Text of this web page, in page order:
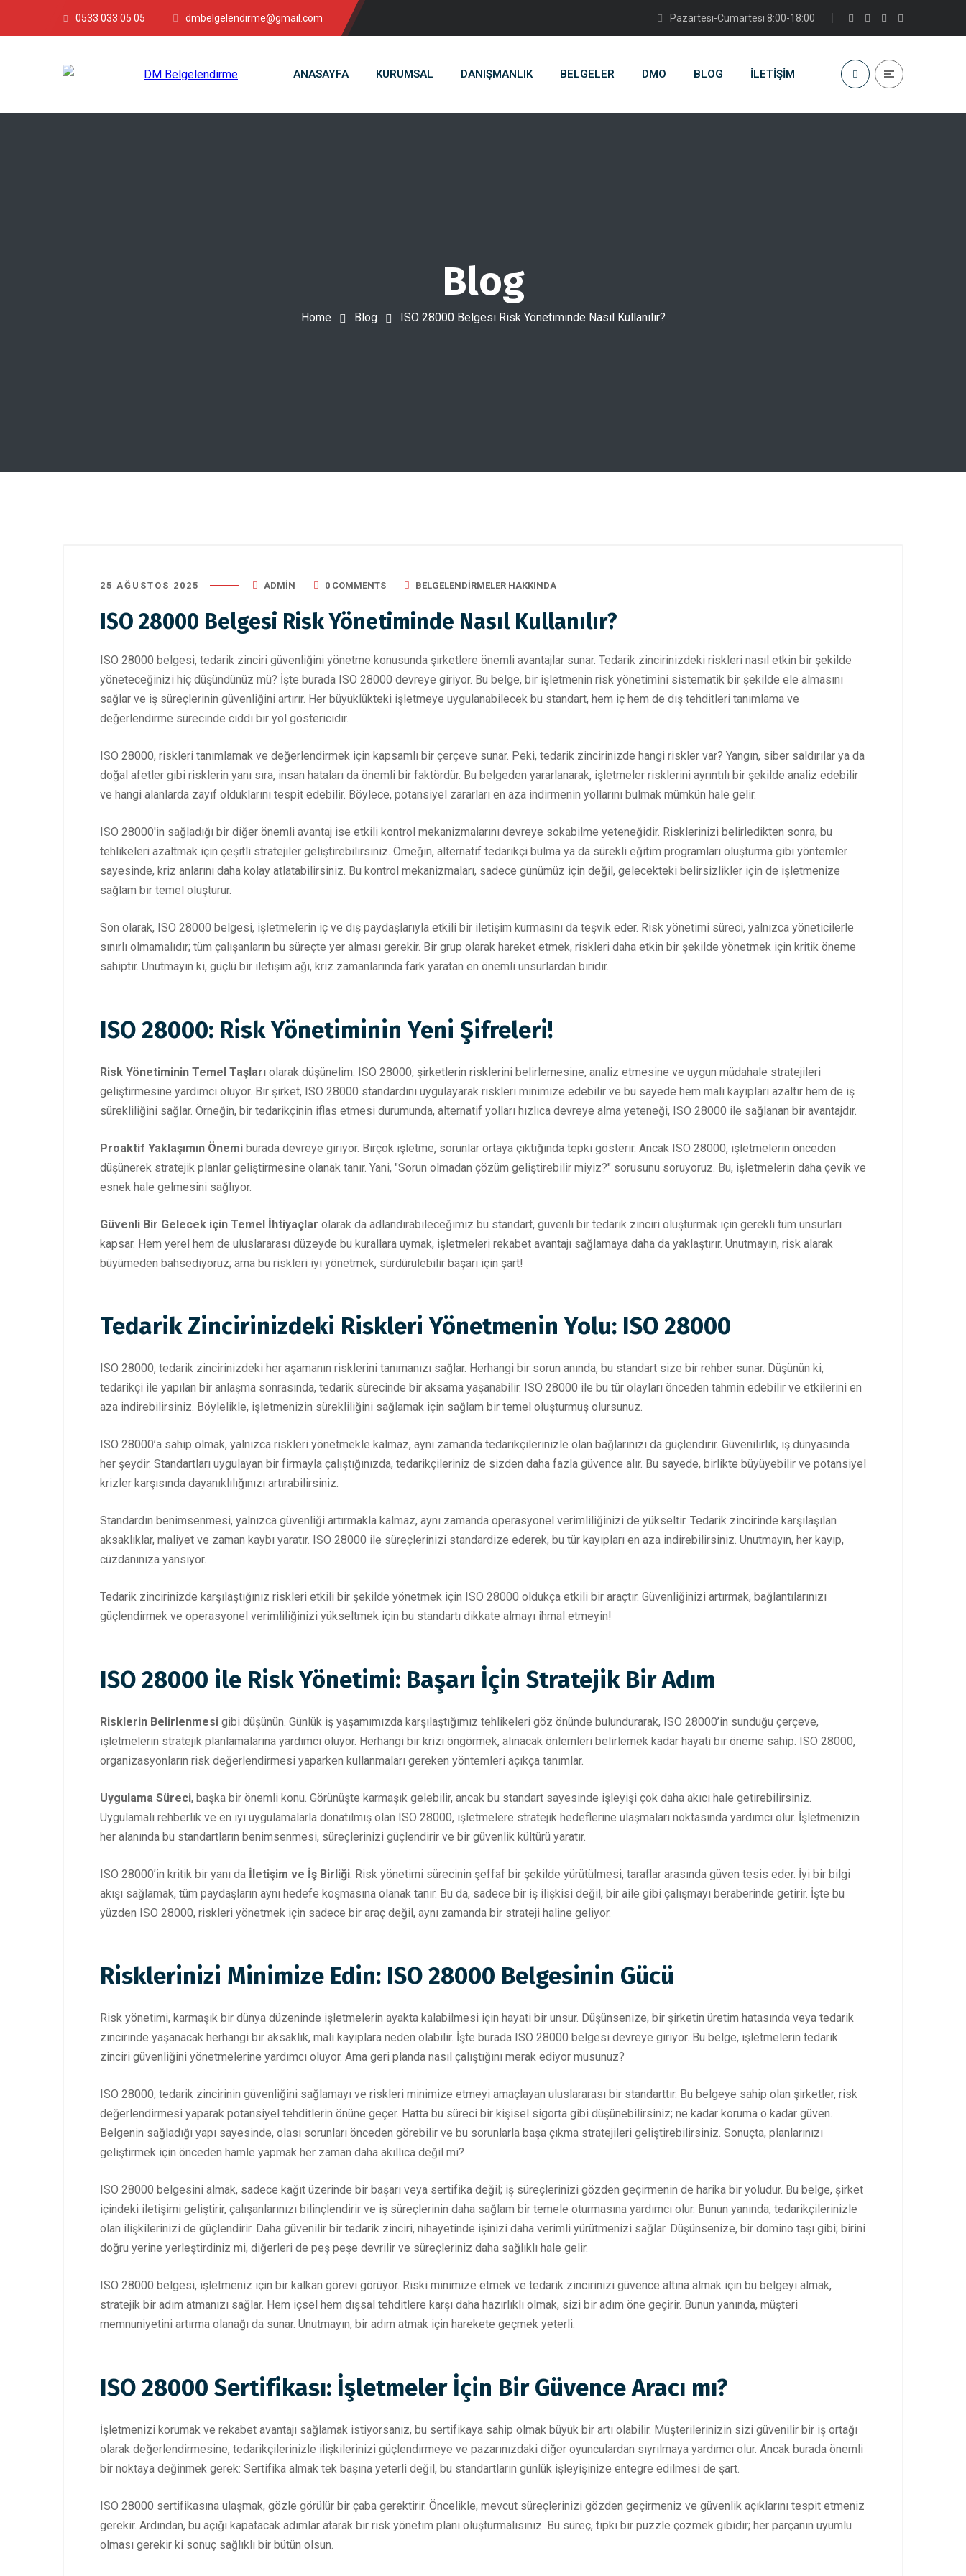
0533 033 05 05 dmbelgelendirme@gmail.com Pazartesi-Cumartesi 8:00-18:00
ANASAYFA KURUMSAL DANIŞMANLIK BELGELER DMO BLOG İLETIŞIM
Blog
Home Blog ISO 28000 Belgesi Risk Yönetiminde Nasıl Kullanılır?
25 AĞUSTOS 2025 ADMIN 0 COMMENTS BELGELENDIRMELER HAKKINDA
ISO 28000 Belgesi Risk Yönetiminde Nasıl Kullanılır?
ISO 28000 belgesi, tedarik zinciri güvenliğini yönetme konusunda şirketlere önemli avantajlar sunar. Tedarik zincirinizdeki riskleri nasıl etkin bir şekilde
yöneteceğinizi hiç düşündünüz mü? İşte burada ISO 28000 devreye giriyor. Bu belge, bir işletmenin risk yönetimini sistematik bir şekilde ele almasını
sağlar ve iş süreçlerinin güvenliğini artırır. Her büyüklükteki işletmeye uygulanabilecek bu standart, hem iç hem de dış tehditleri tanımlama ve
değerlendirme sürecinde ciddi bir yol göstericidir.
ISO 28000, riskleri tanımlamak ve değerlendirmek için kapsamlı bir çerçeve sunar. Peki, tedarik zincirinizde hangi riskler var? Yangın, siber saldırılar ya da
doğal afetler gibi risklerin yanı sıra, insan hataları da önemli bir faktördür. Bu belgeden yararlanarak, işletmeler risklerini ayrıntılı bir şekilde analiz edebilir
ve hangi alanlarda zayıf olduklarını tespit edebilir. Böylece, potansiyel zararları en aza indirmenin yollarını bulmak mümkün hale gelir.
ISO 28000'in sağladığı bir diğer önemli avantaj ise etkili kontrol mekanizmalarını devreye sokabilme yeteneğidir. Risklerinizi belirledikten sonra, bu
tehlikeleri azaltmak için çeşitli stratejiler geliştirebilirsiniz. Örneğin, alternatif tedarikçi bulma ya da sürekli eğitim programları oluşturma gibi yöntemler
sayesinde, kriz anlarını daha kolay atlatabilirsiniz. Bu kontrol mekanizmaları, sadece günümüz için değil, gelecekteki belirsizlikler için de işletmenize
sağlam bir temel oluşturur.
Son olarak, ISO 28000 belgesi, işletmelerin iç ve dış paydaşlarıyla etkili bir iletişim kurmasını da teşvik eder. Risk yönetimi süreci, yalnızca yöneticilerle
sınırlı olmamalıdır; tüm çalışanların bu süreçte yer alması gerekir. Bir grup olarak hareket etmek, riskleri daha etkin bir şekilde yönetmek için kritik öneme
sahiptir. Unutmayın ki, güçlü bir iletişim ağı, kriz zamanlarında fark yaratan en önemli unsurlardan biridir.
ISO 28000: Risk Yönetiminin Yeni Şifreleri!
Risk Yönetiminin Temel Taşları olarak düşünelim. ISO 28000, şirketlerin risklerini belirlemesine, analiz etmesine ve uygun müdahale stratejileri
geliştirmesine yardımcı oluyor. Bir şirket, ISO 28000 standardını uygulayarak riskleri minimize edebilir ve bu sayede hem mali kayıpları azaltır hem de iş
sürekliliğini sağlar. Örneğin, bir tedarikçinin iflas etmesi durumunda, alternatif yolları hızlıca devreye alma yeteneği, ISO 28000 ile sağlanan bir avantajdır.
Proaktif Yaklaşımın Önemi burada devreye giriyor. Birçok işletme, sorunlar ortaya çıktığında tepki gösterir. Ancak ISO 28000, işletmelerin önceden
düşünerek stratejik planlar geliştirmesine olanak tanır. Yani, "Sorun olmadan çözüm geliştirebilir miyiz?" sorusunu soruyoruz. Bu, işletmelerin daha çevik ve
esnek hale gelmesini sağlıyor.
Güvenli Bir Gelecek için Temel İhtiyaçlar olarak da adlandırabileceğimiz bu standart, güvenli bir tedarik zinciri oluşturmak için gerekli tüm unsurları
kapsar. Hem yerel hem de uluslararası düzeyde bu kurallara uymak, işletmeleri rekabet avantajı sağlamaya daha da yaklaştırır. Unutmayın, risk alarak
büyümeden bahsediyoruz; ama bu riskleri iyi yönetmek, sürdürülebilir başarı için şart!
Tedarik Zincirinizdeki Riskleri Yönetmenin Yolu: ISO 28000
ISO 28000, tedarik zincirinizdeki her aşamanın risklerini tanımanızı sağlar. Herhangi bir sorun anında, bu standart size bir rehber sunar. Düşünün ki,
tedarikçi ile yapılan bir anlaşma sonrasında, tedarik sürecinde bir aksama yaşanabilir. ISO 28000 ile bu tür olayları önceden tahmin edebilir ve etkilerini en
aza indirebilirsiniz. Böylelikle, işletmenizin sürekliliğini sağlamak için sağlam bir temel oluşturmuş olursunuz.
ISO 28000’a sahip olmak, yalnızca riskleri yönetmekle kalmaz, aynı zamanda tedarikçilerinizle olan bağlarınızı da güçlendirir. Güvenilirlik, iş dünyasında
her şeydir. Standartları uygulayan bir firmayla çalıştığınızda, tedarikçileriniz de sizden daha fazla güvence alır. Bu sayede, birlikte büyüyebilir ve potansiyel
krizler karşısında dayanıklılığınızı artırabilirsiniz.
Standardın benimsenmesi, yalnızca güvenliği artırmakla kalmaz, aynı zamanda operasyonel verimliliğinizi de yükseltir. Tedarik zincirinde karşılaşılan
aksaklıklar, maliyet ve zaman kaybı yaratır. ISO 28000 ile süreçlerinizi standardize ederek, bu tür kayıpları en aza indirebilirsiniz. Unutmayın, her kayıp,
cüzdanınıza yansıyor.
Tedarik zincirinizde karşılaştığınız riskleri etkili bir şekilde yönetmek için ISO 28000 oldukça etkili bir araçtır. Güvenliğinizi artırmak, bağlantılarınızı
güçlendirmek ve operasyonel verimliliğinizi yükseltmek için bu standartı dikkate almayı ihmal etmeyin!
ISO 28000 ile Risk Yönetimi: Başarı İçin Stratejik Bir Adım
Risklerin Belirlenmesi gibi düşünün. Günlük iş yaşamımızda karşılaştığımız tehlikeleri göz önünde bulundurarak, ISO 28000’in sunduğu çerçeve,
işletmelerin stratejik planlamalarına yardımcı oluyor. Herhangi bir krizi öngörmek, alınacak önlemleri belirlemek kadar hayati bir öneme sahip. ISO 28000,
organizasyonların risk değerlendirmesi yaparken kullanmaları gereken yöntemleri açıkça tanımlar.
Uygulama Süreci, başka bir önemli konu. Görünüşte karmaşık gelebilir, ancak bu standart sayesinde işleyişi çok daha akıcı hale getirebilirsiniz.
Uygulamalı rehberlik ve en iyi uygulamalarla donatılmış olan ISO 28000, işletmelere stratejik hedeflerine ulaşmaları noktasında yardımcı olur. İşletmenizin
her alanında bu standartların benimsenmesi, süreçlerinizi güçlendirir ve bir güvenlik kültürü yaratır.
ISO 28000’in kritik bir yanı da İletişim ve İş Birliği . Risk yönetimi sürecinin şeffaf bir şekilde yürütülmesi, taraflar arasında güven tesis eder. İyi bir bilgi
akışı sağlamak, tüm paydaşların aynı hedefe koşmasına olanak tanır. Bu da, sadece bir iş ilişkisi değil, bir aile gibi çalışmayı beraberinde getirir. İşte bu
yüzden ISO 28000, riskleri yönetmek için sadece bir araç değil, aynı zamanda bir strateji haline geliyor.
Risklerinizi Minimize Edin: ISO 28000 Belgesinin Gücü
Risk yönetimi, karmaşık bir dünya düzeninde işletmelerin ayakta kalabilmesi için hayati bir unsur. Düşünsenize, bir şirketin üretim hatasında veya tedarik
zincirinde yaşanacak herhangi bir aksaklık, mali kayıplara neden olabilir. İşte burada ISO 28000 belgesi devreye giriyor. Bu belge, işletmelerin tedarik
zinciri güvenliğini yönetmelerine yardımcı oluyor. Ama geri planda nasıl çalıştığını merak ediyor musunuz?
ISO 28000, tedarik zincirinin güvenliğini sağlamayı ve riskleri minimize etmeyi amaçlayan uluslararası bir standarttır. Bu belgeye sahip olan şirketler, risk
değerlendirmesi yaparak potansiyel tehditlerin önüne geçer. Hatta bu süreci bir kişisel sigorta gibi düşünebilirsiniz; ne kadar koruma o kadar güven.
Belgenin sağladığı yapı sayesinde, olası sorunları önceden görebilir ve bu sorunlarla başa çıkma stratejileri geliştirebilirsiniz. Sonuçta, planlarınızı
geliştirmek için önceden hamle yapmak her zaman daha akıllıca değil mi?
ISO 28000 belgesini almak, sadece kağıt üzerinde bir başarı veya sertifika değil; iş süreçlerinizi gözden geçirmenin de harika bir yoludur. Bu belge, şirket
içindeki iletişimi geliştirir, çalışanlarınızı bilinçlendirir ve iş süreçlerinin daha sağlam bir temele oturmasına yardımcı olur. Bunun yanında, tedarikçilerinizle
olan ilişkilerinizi de güçlendirir. Daha güvenilir bir tedarik zinciri, nihayetinde işinizi daha verimli yürütmenizi sağlar. Düşünsenize, bir domino taşı gibi; birini
doğru yerine yerleştirdiniz mi, diğerleri de peş peşe devrilir ve süreçleriniz daha sağlıklı hale gelir.
ISO 28000 belgesi, işletmeniz için bir kalkan görevi görüyor. Riski minimize etmek ve tedarik zincirinizi güvence altına almak için bu belgeyi almak,
stratejik bir adım atmanızı sağlar. Hem içsel hem dışsal tehditlere karşı daha hazırlıklı olmak, sizi bir adım öne geçirir. Bunun yanında, müşteri
memnuniyetini artırma olanağı da sunar. Unutmayın, bir adım atmak için harekete geçmek yeterli.
ISO 28000 Sertifikası: İşletmeler İçin Bir Güvence Aracı mı?
İşletmenizi korumak ve rekabet avantajı sağlamak istiyorsanız, bu sertifikaya sahip olmak büyük bir artı olabilir. Müşterilerinizin sizi güvenilir bir iş ortağı
olarak değerlendirmesine, tedarikçilerinizle ilişkilerinizi güçlendirmeye ve pazarınızdaki diğer oyunculardan sıyrılmaya yardımcı olur. Ancak burada önemli
bir noktaya değinmek gerek: Sertifika almak tek başına yeterli değil, bu standartların günlük işleyişinize entegre edilmesi de şart.
ISO 28000 sertifikasına ulaşmak, gözle görülür bir çaba gerektirir. Öncelikle, mevcut süreçlerinizi gözden geçirmeniz ve güvenlik açıklarını tespit etmeniz
gerekir. Ardından, bu açığı kapatacak adımlar atarak bir risk yönetim planı oluşturmalısınız. Bu süreç, tıpkı bir puzzle çözmek gibidir; her parçanın uyumlu
olması gerekir ki sonuç sağlıklı bir bütün olsun.